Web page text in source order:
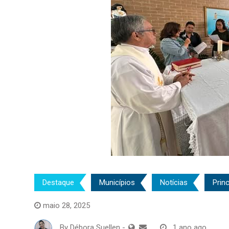
Destaque Municípios Notícias
maio 28, 2025